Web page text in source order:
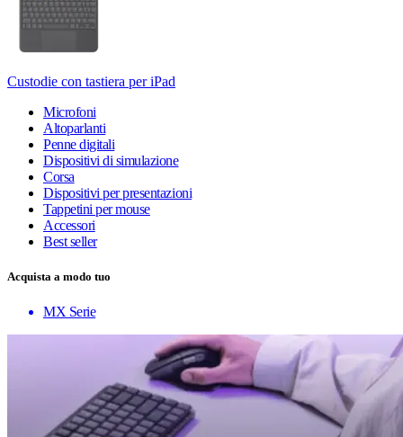
Custodie con tastiera per iPad
Microfoni
Altoparlanti
Penne digitali
Dispositivi di simulazione
Corsa
Dispositivi per presentazioni
Tappetini per mouse
Accessori
Best seller
Acquista a modo tuo
MX Serie